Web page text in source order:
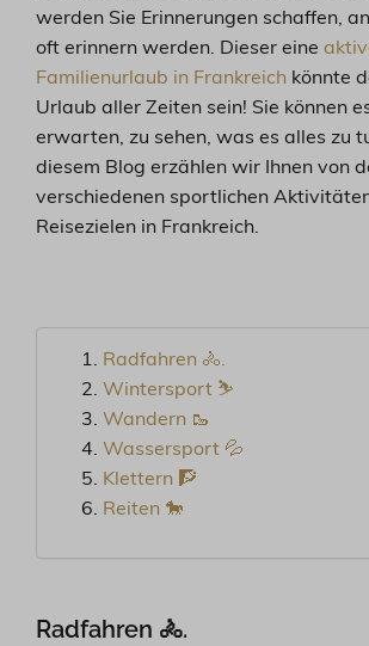
werden Sie Erinnerungen schaffen,
oft erinnern werden. Dieser eine
Familienurlaub in Frankreich könnte
Urlaub aller Zeiten sein! Sie können
erwarten, zu sehen, was es alles zu
diesem Blog erzählen wir Ihnen von
verschiedenen sportlichen
Reisezielen in Frankreich.
Radfahren 🚴.
Wintersport ⛷️
Wandern 🥾
Wassersport 💦
Klettern 🧗
Reiten 🐎
Radfahren 🚴.